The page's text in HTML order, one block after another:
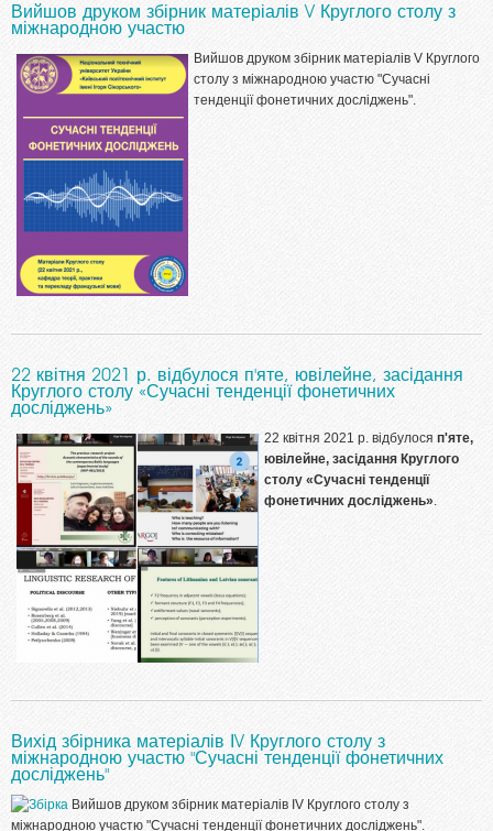
Вийшов друком збірник матеріалів V Круглого столу з
міжнародною участю
Вийшов друком збірник матеріалів V Круглого
столу з міжнародною участю "Сучасні
тенденції фонетичних досліджень".
22 квітня 2021 р. відбулося п'яте, ювілейне, засідання
Круглого столу «Сучасні тенденції фонетичних
досліджень»
22 квітня 2021 р. відбулося п'яте,
ювілейне, засідання Круглого
столу «Сучасні тенденції
фонетичних досліджень».
Вихід збірника матеріалів ІV Круглого столу з
міжнародною участю "Сучасні тенденції фонетичних
досліджень"
Вийшов друком збірник матеріалів ІV Круглого столу з
міжнародною участю "Сучасні тенденції фонетичних досліджень".